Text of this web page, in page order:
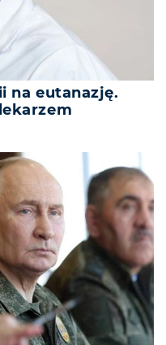
na eutanazję.